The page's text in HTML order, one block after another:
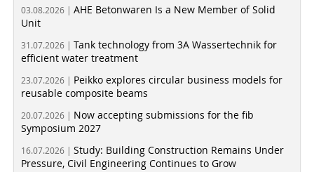
03.08.2026 | AHE Betonwaren Is a New Member of Solid
Unit
31.07.2026 | Tank technology from 3A Wassertechnik for
efficient water treatment
23.07.2026 | Peikko explores circular business models for
reusable composite beams
20.07.2026 | Now accepting submissions for the fib
Symposium 2027
16.07.2026 | Study: Building Construction Remains Under
Pressure, Civil Engineering Continues to Grow